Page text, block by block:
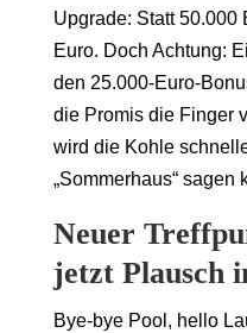
Upgrade: Statt 50.000
Euro. Doch Achtung:
den 25.000-Euro-
die Promis die Finger
wird die Kohle
„Sommerhaus“ sagen
Neuer
jetzt Plausch
Bye-bye Pool, hello